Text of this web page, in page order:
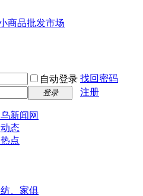
商品批发市场
自动登录 找回密码
登录 注册
新闻网
态
点
、家俱